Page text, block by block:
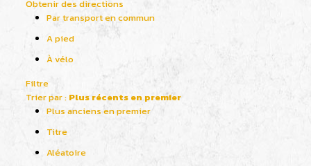
Obtenir des directions
Par transport en commun
A pied
À vélo
Filtre
Trier par : Plus récents en premier
Plus anciens en premier
Titre
Aléatoire